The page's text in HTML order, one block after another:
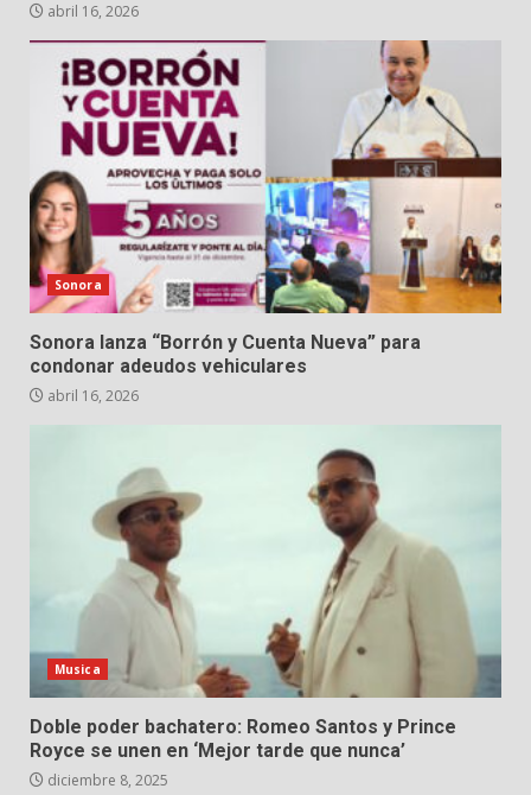
abril 16, 2026
Sonora
Sonora lanza “Borrón y Cuenta Nueva” para
condonar adeudos vehiculares
abril 16, 2026
Musica
Doble poder bachatero: Romeo Santos y Prince
Royce se unen en ‘Mejor tarde que nunca’
diciembre 8, 2025